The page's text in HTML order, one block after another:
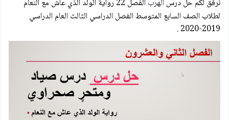
نرفق لكم حل درس الهرب
الفصل 22 رواية الولد الذي عاش مع النعام
لطلاب الصف السابع المتوسط الفصل الدراسي الثالث العام الدراسي
2019-2020 .